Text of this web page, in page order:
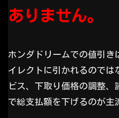
ありません。
ホンダドリームでの値引き
イレクトに引かれるのでは
ビス、下取り価格の調整
で総支払額を下げるのが主